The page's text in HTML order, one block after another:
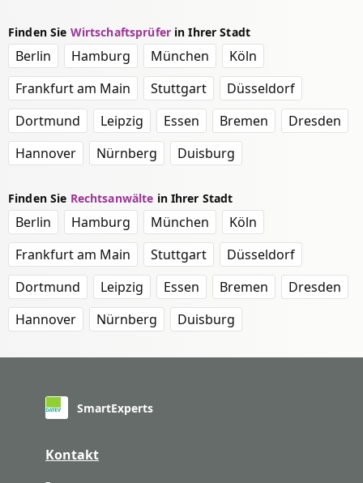
Finden Sie Wirtschaftsprüferin Ihrer Stadt
Berlin Hamburg München
Köln
Frankfurt am Main
Stuttgart
Düsseldorf
Dortmund
Leipzig Essen Bremen
Dresden
Hannover
Nürnberg Duisburg
Finden Sie Rechtsanwälte in Ihrer Stadt
Berlin Hamburg München
Köln
Frankfurt am Main
Stuttgart
Düsseldorf
Dortmund
Leipzig Essen Bremen
Dresden
Hannover
Nürnberg Duisburg
SmartExperts
Kontakt